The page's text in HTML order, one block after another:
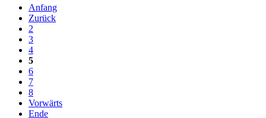
Anfang
Zurück
2
3
4
5
6
7
8
Vorwärts
Ende